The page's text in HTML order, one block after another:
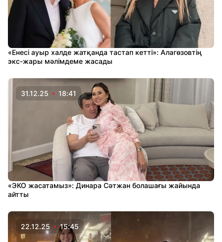
«Енесі ауыр халде жатқанда тастап кетті»: Алагөзовтің
экс-жары мәлімдеме жасады
31.12.25 18:41
«ЭКО жасатамыз»: Динара Сәтжан болашағы жайында
айтты
22.12.25 15:45